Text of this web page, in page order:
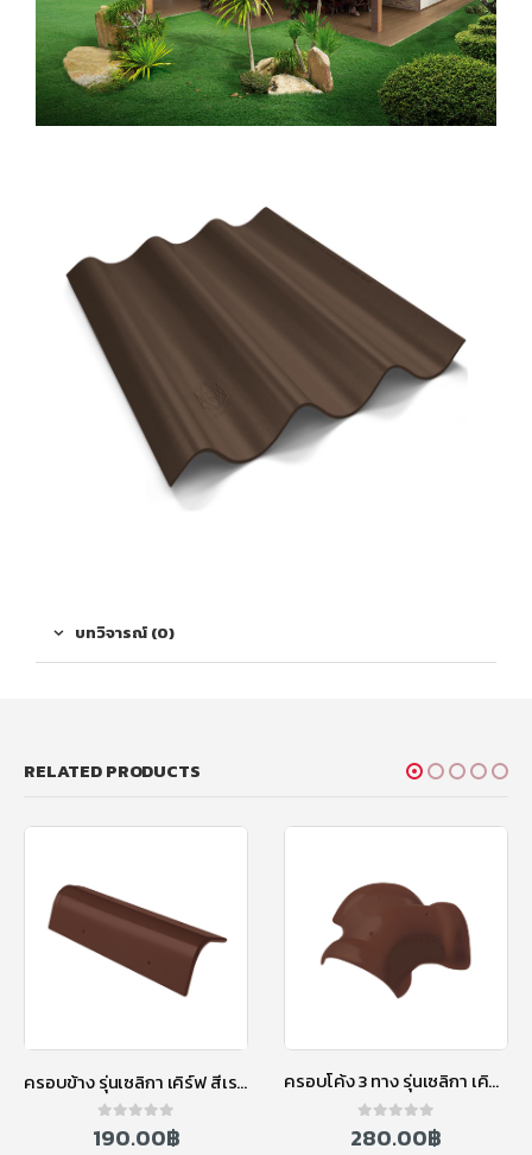
บทวิจารณ์ (0)
RELATED PRODUCTS
ครอบข้าง รุ่นเซลิกา เคิร์ฟ สีเรด ไวน์
0out of 5
190.00฿
ครอบโค้ง 3 ทาง รุ่นเซลิกา เคิร์ฟ สีเรด ไวน์
280.00฿